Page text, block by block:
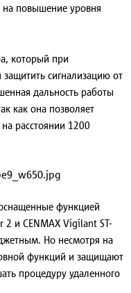
на повышение уровня
который при
сигнализацию от
дальность работы
как она позволяет
расстоянии 1200
функцией
2 и CENMAX Vigilant ST-
Но несмотря на
функций и защищают
процедуру удаленного